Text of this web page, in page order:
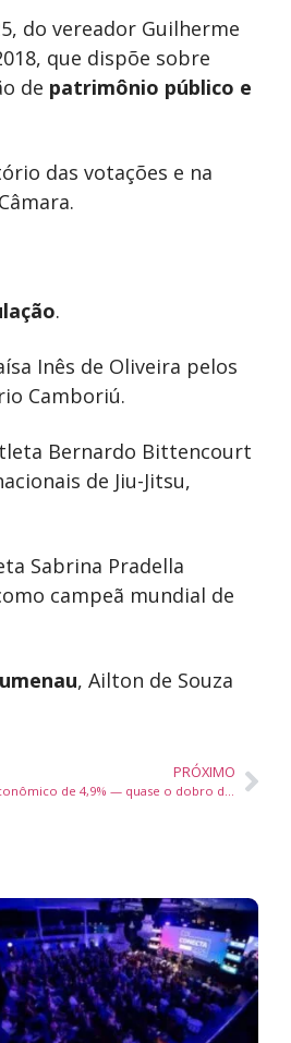
do vereador Guilherme
que dispõe sobre
de patrimônio público e
das votações e na
.
Inês de Oliveira pelos
Camboriú.
Bernardo Bittencourt
de Jiu-Jitsu,
Sabrina Pradella
campeã mundial de
, Ailton de Souza
PRÓXIMO
Santa Catarina tem crescimento econômico de 4,9% — quase o dobro da média nacional, segundo Banco Central